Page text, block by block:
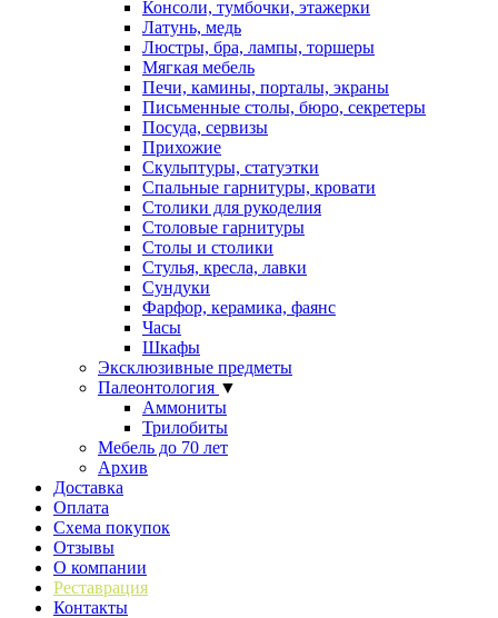
Консоли, тумбочки, этажерки
Латунь, медь
Люстры, бра, лампы, торшеры
Мягкая мебель
Печи, камины, порталы, экраны
Письменные столы, бюро, секретеры
Посуда, сервизы
Прихожие
Скульптуры, статуэтки
Спальные гарнитуры, кровати
Столики для рукоделия
Столовые гарнитуры
Столы и столики
Стулья, кресла, лавки
Сундуки
Фарфор, керамика, фаянс
Часы
Шкафы
Эксклюзивные предметы
Палеонтология ▼
Аммониты
Трилобиты
Мебель до 70 лет
Архив
Доставка
Оплата
Схема покупок
Отзывы
О компании
Реставрация
Контакты